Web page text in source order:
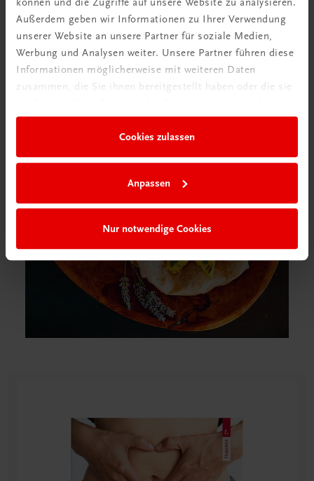
Außerdem geben wir Informationen zu Ihrer Verwendung
unserer Website an unsere Partner für soziale Medien,
Werbung und Analysen weiter. Unsere Partner führen diese
Informationen möglicherweise mit weiteren Daten
zusammen, die Sie ihnen bereitgestellt haben oder die sie
Cookies zulassen
Anpassen
Nur notwendige Cookies